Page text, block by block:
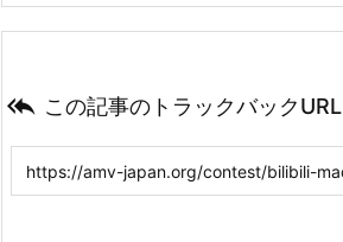
 この記事のトラックバックURL